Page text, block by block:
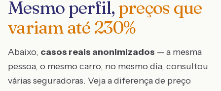
Mesmo perfil, preços que
variam até 230%
Abaixo, casos reais anonimizados — a mesma
pessoa, o mesmo carro, no mesmo dia, consultou
várias seguradoras. Veja a diferença de preço